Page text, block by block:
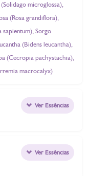
microglossa),
(Rosa grandiflora),
sapientum), Sorgo
(Bidens leucantha),
(Cecropia pachystachia),
macrocalyx)
Ver Essências
Ver Essências